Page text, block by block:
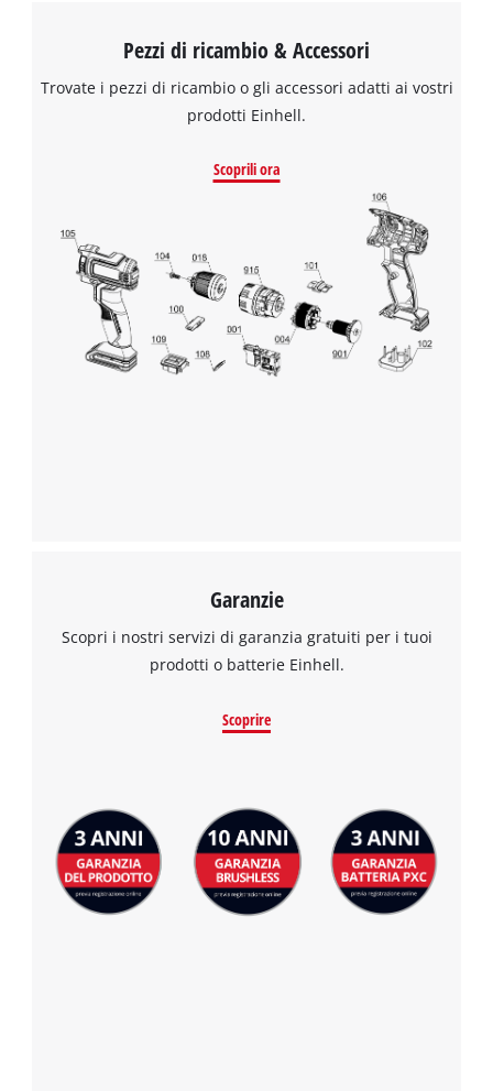
Abbiamo bisogno del vostro consenso
per caricare il servizio Google Maps !
This content is not permitted to load due
to trackers that are not disclosed to the
visitor. The website owner needs to setup
Pezzi di ricambio & Accessori
Trovate i pezzi di ricambio o gli accessori adatti ai vostri
prodotti Einhell.
Scoprili ora
Garanzie
Scopri i nostri servizi di garanzia gratuiti per i tuoi
prodotti o batterie Einhell.
Scoprire